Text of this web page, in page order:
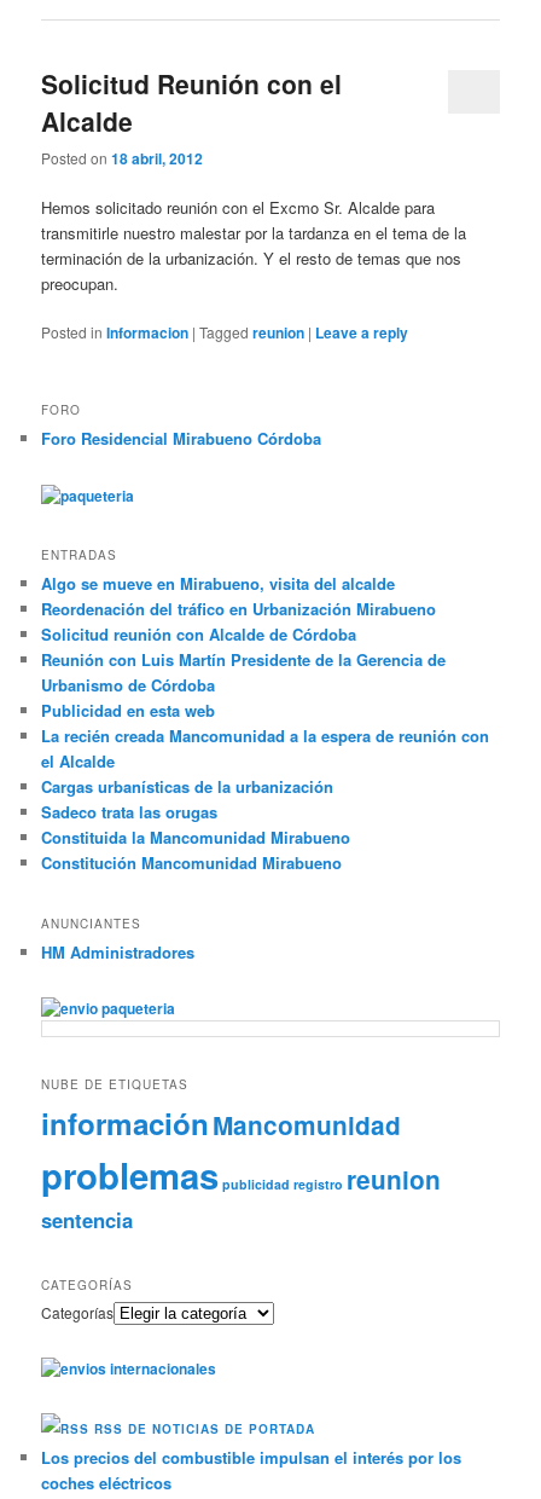
Solicitud Reunión con el
Alcalde
Posted on18 abril, 2012
Hemos solicitado reunión con el Excmo Sr. Alcalde para
transmitirle nuestro malestar por la tardanza en el tema de la
terminación de la urbanización. Y el resto de temas que nos
preocupan.
Posted in Informacion |Tagged reunion | Leave a reply
FORO
Foro Residencial Mirabueno Córdoba
ENTRADAS
Algo se mueve en Mirabueno, visita del alcalde
Reordenación del tráfico en Urbanización Mirabueno
Solicitud reunión con Alcalde de Córdoba
Reunión con Luis Martín Presidente de la Gerencia de
Urbanismo de Córdoba
Publicidad en esta web
La recién creada Mancomunidad a la espera de reunión con
el Alcalde
Cargas urbanísticas de la urbanización
Sadeco trata las orugas
Constituida la Mancomunidad Mirabueno
Constitución Mancomunidad Mirabueno
ANUNCIANTES
HM Administradores
NUBE DE ETIQUETAS
informaciónMancomunidad
problemas publicidad registro reunion
sentencia
CATEGORÍAS
Categorías
RSS DE NOTICIAS DE PORTADA
Los precios del combustible impulsan el interés por los
coches eléctricos